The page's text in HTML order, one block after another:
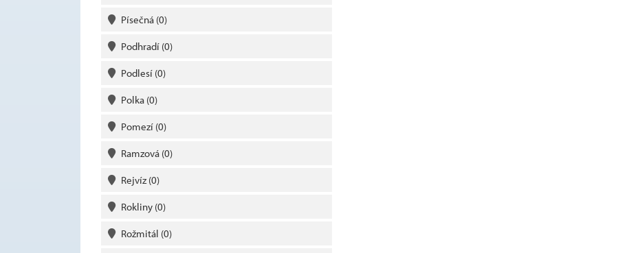
Písečná (0)
Podhradí (0)
Podlesí (0)
Polka (0)
Pomezí (0)
Ramzová (0)
Rejvíz(0)
Rokliny (0)
Rožmitál (0)